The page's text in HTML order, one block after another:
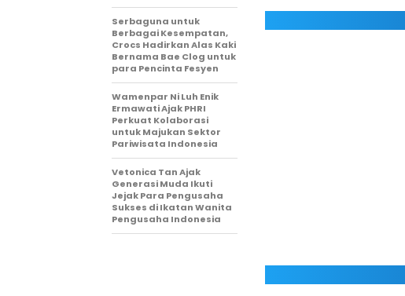
Serbaguna untuk
Berbagai Kesempatan,
Crocs Hadirkan Alas Kaki
Bernama Bae Clog untuk
para Pencinta Fesyen
Wamenpar Ni Luh Enik
Ermawati Ajak PHRI
Perkuat Kolaborasi
untuk Majukan Sektor
Pariwisata Indonesia
Vetonica Tan Ajak
Generasi Muda Ikuti
Jejak Para Pengusaha
Sukses di Ikatan Wanita
Pengusaha Indonesia